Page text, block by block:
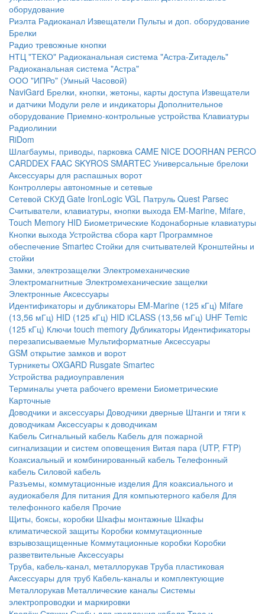
оборудование
Риэлта Радиоканал Извещатели Пульты и доп. оборудование
Брелки
Радио тревожные кнопки
НТЦ "ТЕКО" Радиоканальная система "Астра-Zитадель"
Радиоканальная система "Астра"
ООО "ИПРо" (Умный Часовой)
NaviGard Брелки, кнопки, жетоны, карты доступа Извещатели
и датчики Модули реле и индикаторы Дополнительное
оборудование Приемно-контрольные устройства Клавиатуры
Радиолинии
RiDom
Шлагбаумы, приводы, парковка CAME NICE DOORHAN PERCO
CARDDEX FAAC SKYROS SMARTEC Универсальные брелоки
Аксессуары для распашных ворот
Контроллеры автономные и сетевые
Сетевой СКУД Gate IronLogic VGL Патруль Quest Parsec
Считыватели, клавиатуры, кнопки выхода EM-Marine, Mifare,
Touch Memory HID Биометрические Кодонаборные клавиатуры
Кнопки выхода Устройства сбора карт Программное
обеспечение Smartec Стойки для считывателей Кронштейны и
стойки
Замки, электрозащелки Электромеханические
Электромагнитные Электромеханические защелки
Электронные Аксессуары
Идентификаторы и дубликаторы EM-Marine (125 кГц) Mifare
(13,56 мГц) HID (125 кГц) HID iCLASS (13,56 мГц) UHF Temic
(125 кГц) Ключи touch memory Дубликаторы Идентификаторы
перезаписываемые Мультиформатные Аксессуары
GSM открытие замков и ворот
Турникеты OXGARD Rusgate Smartec
Устройства радиоуправления
Терминалы учета рабочего времени Биометрические
Карточные
Доводчики и аксессуары Доводчики дверные Штанги и тяги к
доводчикам Аксессуары к доводчикам
Кабель Сигнальный кабель Кабель для пожарной
сигнализации и систем оповещения Витая пара (UTP, FTP)
Коаксиальный и комбинированный кабель Телефонный
кабель Силовой кабель
Разъемы, коммутационные изделия Для коаксиального и
аудиокабеля Для питания Для компьютерного кабеля Для
телефонного кабеля Прочие
Щиты, боксы, коробки Шкафы монтажные Шкафы
климатической защиты Коробки коммутационные
взрывозащищенные Коммутационные коробки Коробки
разветвительные Аксессуары
Труба, кабель-канал, металлорукав Труба пластиковая
Аксессуары для труб Кабель-каналы и комплектующие
Металлорукав Металлические каналы Системы
электропроводки и маркировки